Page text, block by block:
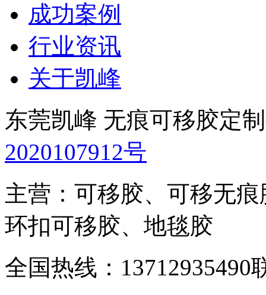
成功案例
行业资讯
关于凯峰
东莞凯峰 无痕可移胶定
2020107912号
主营：可移胶、可移无
环扣可移胶、地毯胶
全国热线：13712935490